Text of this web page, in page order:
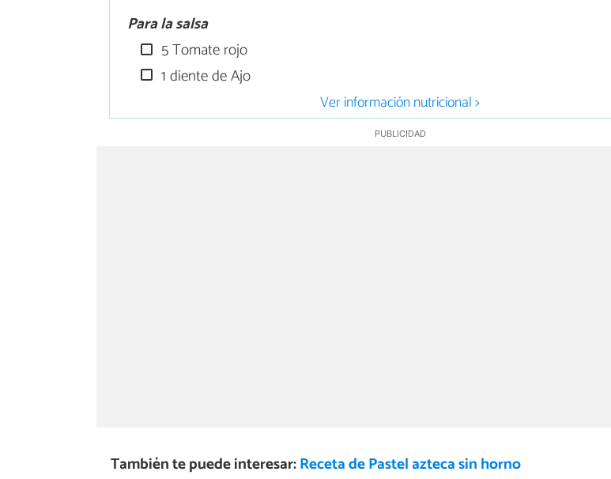
Para la salsa
5 Tomate rojo
1 diente de Ajo
Ver información nutricional >
También te puede interesar:Receta de Pastel azteca sin horno